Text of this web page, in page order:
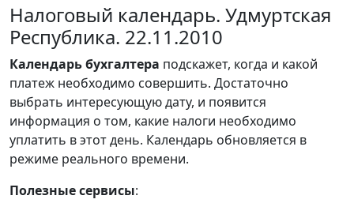
Налоговый календарь. Удмуртская
Республика. 22.11.2010
Календарьбухгалтера подскажет, когда и какой
платеж необходимо совершить. Достаточно
выбрать интересующую дату, и появится
информация о том, какие налоги необходимо
уплатить в этот день. Календарь обновляется в
режиме реального времени.
Полезные сервисы: